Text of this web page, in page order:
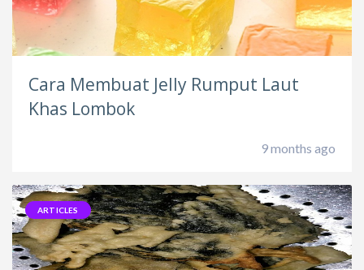
Cara Membuat Jelly Rumput Laut
Khas Lombok
9 months ago
ARTICLES